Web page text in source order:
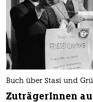
Buch über Stasi und
ZuträgerInnen